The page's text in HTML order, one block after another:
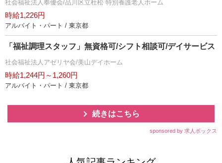
社会福祉法人奉優会/品川区立杜松 特別養護老人ホーム
時給1,226円
アルバイト・パート / 東京都
「福祉調理スタッフ」無資格可/シフト相談可/デイサービス
社会福祉法人アゼリヤ会/美山デイホーム
時給1,244円～1,260円
アルバイト・パート / 東京都
続きはこちら
sponsored by 求人ボックス